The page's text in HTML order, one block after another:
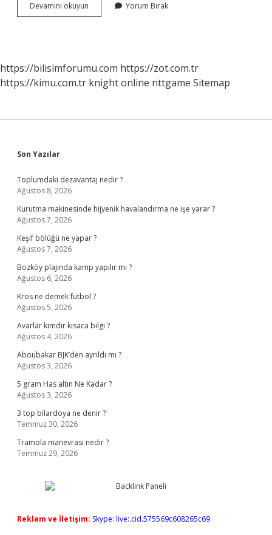
Devamını okuyun
Bolat
Zaman
Yorum Bırak
https://bilisimforumu.com https://zot.com.tr
https://kimu.com.tr knight online nttgame Sitemap
Sidebar
Son Yazılar
Toplumdaki dezavantaj nedir ?
Ağustos 8, 2026
Kurutma makinesinde hijyenik havalandırma ne işe yarar ?
Ağustos 7, 2026
Keşif bölüğü ne yapar ?
Ağustos 7, 2026
Bozköy plajında kamp yapılır mı ?
Ağustos 6, 2026
Kros ne demek futbol ?
Ağustos 5, 2026
Avarlar kimdir kısaca bilgi ?
Ağustos 4, 2026
Aboubakar BJK’den ayrıldı mı ?
Ağustos 3, 2026
5 gram Has altın Ne Kadar ?
Ağustos 3, 2026
3 top bilardoya ne denir ?
Temmuz 30, 2026
Tramola manevrası nedir ?
Temmuz 29, 2026
Reklam ve İletişim: Skype: live:.cid.575569c608265c69